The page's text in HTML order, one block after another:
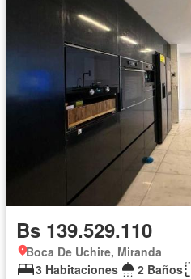
Bs 139.529.110
Boca De Uchire, Miranda
3 Habitaciones
2 Baños